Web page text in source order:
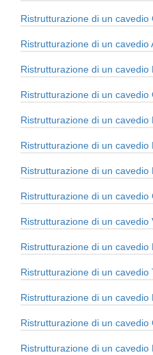
Ristrutturazione di un cavedio
Ristrutturazione di un cavedio
Ristrutturazione di un cavedio
Ristrutturazione di un cavedio
Ristrutturazione di un cavedio
Ristrutturazione di un cavedio
Ristrutturazione di un cavedio
Ristrutturazione di un cavedio
Ristrutturazione di un cavedio
Ristrutturazione di un cavedio
Ristrutturazione di un cavedio
Ristrutturazione di un cavedio
Ristrutturazione di un cavedio
Ristrutturazione di un cavedio